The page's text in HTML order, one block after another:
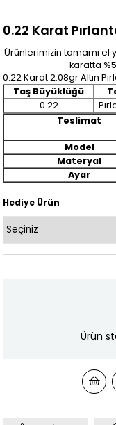
0.22 Karat
Ürünlerimizin tamamı el
karatta
0.22 Karat 2.08gr Altın
Taş Büyüklüğü
0.22
Teslimat
Model
Materyal
Ayar
Hediye Ürün
Ürün